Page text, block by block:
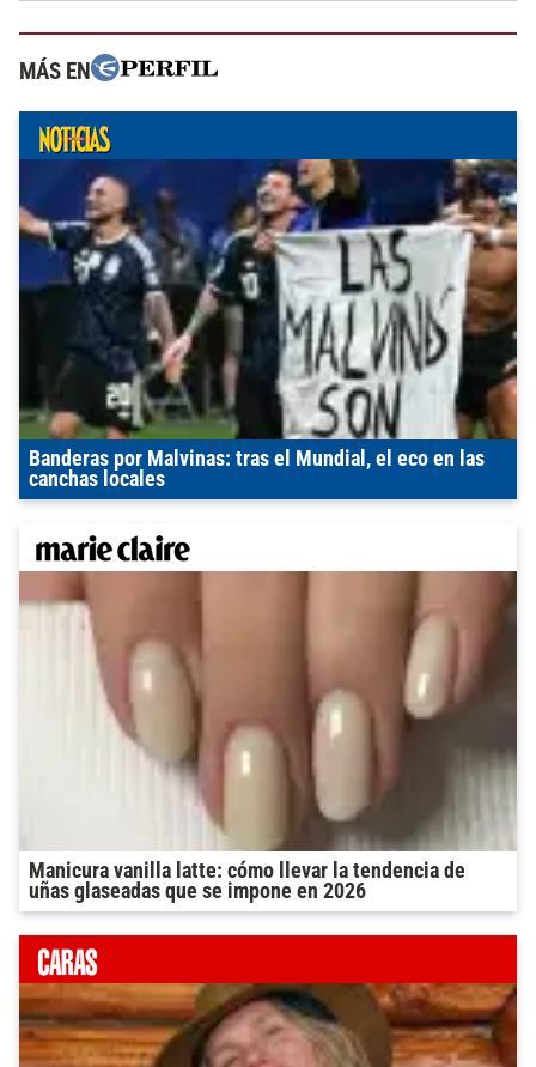
MÁS EN
Banderas por Malvinas: tras el Mundial, el eco en las
canchas locales
Manicura vanilla latte: cómo llevar la tendencia de
uñas glaseadas que se impone en 2026